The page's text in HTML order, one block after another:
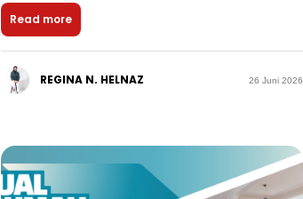
Read more
REGINA N. HELNAZ 26 Juni 2026